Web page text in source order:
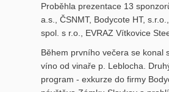
Proběhla prezentace 13
a.s., ČSNMT, Bodycote HT,
spol. s r.o., EVRAZ Vítkovice
Během prvního večera se konal
víno od vinaře p. Leblocha.
program - exkurze do firmy